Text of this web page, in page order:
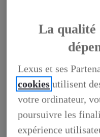
LABELLISEES
LEXUS
D'OCCASION
LES
ELECTRIFIED
ELECTRIFIED
NOS OFFRES
NOS
L'HYBRIDE
CONTACTEZ-
La qualité
Lexus et ses
cookies utilisent
votre ordinateur,
poursuivre les
expérience